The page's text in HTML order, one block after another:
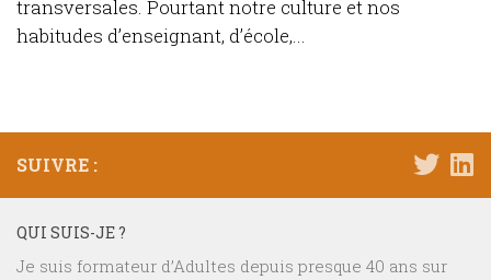
transversales. Pourtant notre culture et nos
habitudes d’enseignant, d’école,...
SUIVRE :
QUI SUIS-JE ?
Je suis formateur d’Adultes depuis presque 40 ans sur